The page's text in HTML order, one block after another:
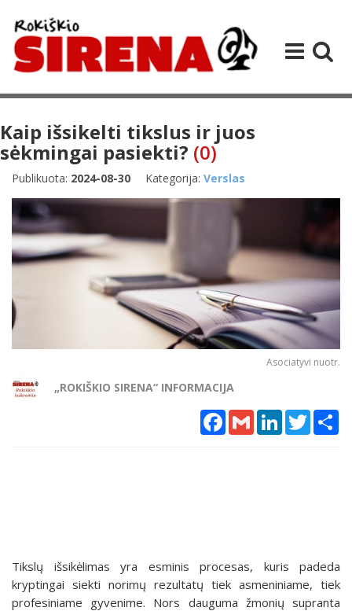
Kaip išsikelti tikslus ir juos
sėkmingai pasiekti? (0)
Publikuota: 2024-08-30 Kategorija: Verslas
Asociatyvi nuotr.
„ROKIŠKIO SIRENA“ INFORMACIJA
Facebook
Gmail LinkedInTwitter
Tikslų išsikėlimas yra esminis procesas, kuris padeda
kryptingai siekti norimų rezultatų tiek asmeniniame, tiek
profesiniame gyvenime. Nors dauguma žmonių supranta